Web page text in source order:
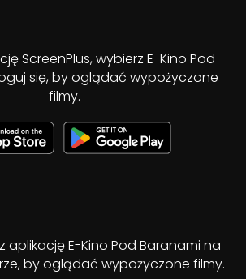
ScreenPlus, wybierz E-Kino Pod
się, by oglądać wypożyczone
filmy.
aplikację E-Kino Pod Baranami na
by oglądać wypożyczone filmy.